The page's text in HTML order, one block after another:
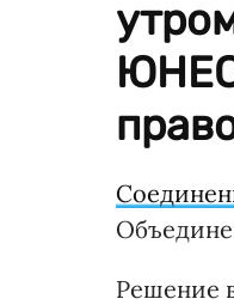
Решение